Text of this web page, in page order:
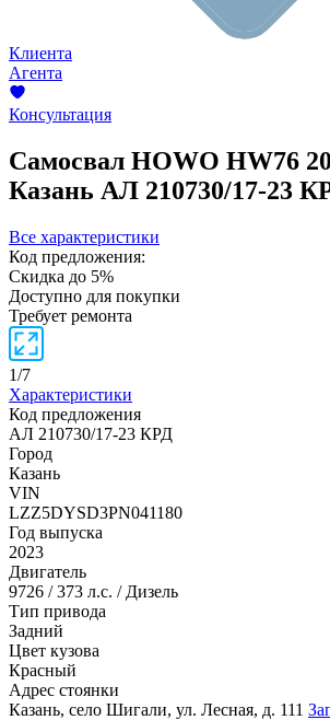
Клиента
Агента
Консультация
Самосвал HOWO HW76
Казань АЛ 210730/17-23
Все характеристики
Код предложения:
Скидка до 5%
Доступно для покупки
Требует ремонта
1/7
Характеристики
Код предложения
АЛ 210730/17-23 КРД
Город
Казань
VIN
LZZ5DYSD3PN041180
Год выпуска
2023
Двигатель
9726 / 373 л.с. / Дизель
Тип привода
Задний
Цвет кузова
Красный
Адрес стоянки
Казань, село Шигали, ул. Лесная, д. 111